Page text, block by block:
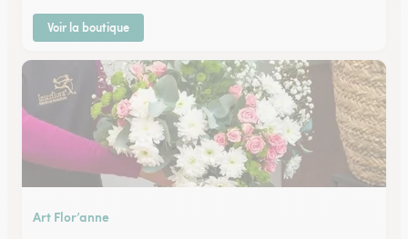
Voir la boutique
Art Flor’anne